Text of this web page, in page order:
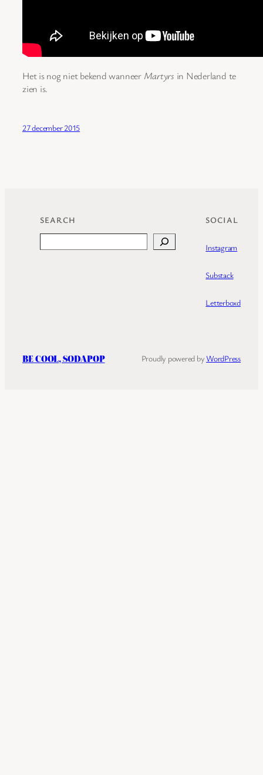
Het is nog niet bekend wanneer Martyrs in Nederland te
zien is.
27 december 2015
SEARCH SOCIAL
Instagram
Substack
Letterboxd
BE COOL, SODAPOP Proudly powered byWordPress